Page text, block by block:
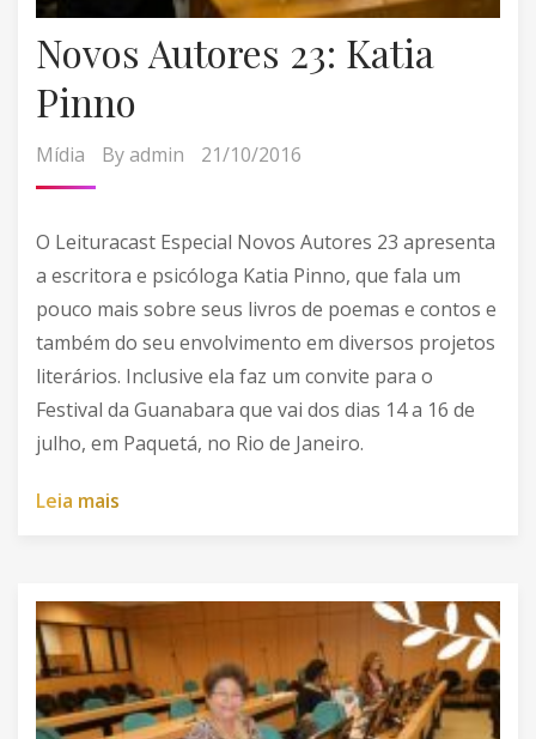
Novos Autores 23: Katia
Pinno
Mídia Byadmin 21/10/2016
O Leituracast Especial Novos Autores 23 apresenta
a escritora e psicóloga Katia Pinno, que fala um
pouco mais sobre seus livros de poemas e contos e
também do seu envolvimento em diversos projetos
literários. Inclusive ela faz um convite para o
Festival da Guanabara que vai dos dias 14 a 16 de
julho, em Paquetá, no Rio de Janeiro.
Leia mais